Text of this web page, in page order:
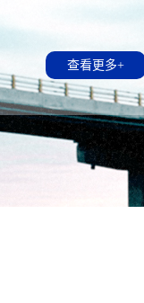
查看更多+
查看更多+
查看更多+
查看更多+